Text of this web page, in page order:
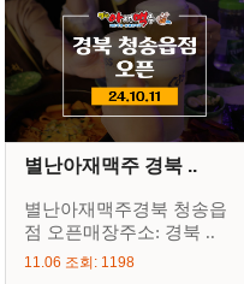
별난아재맥주 경북 ..
별난아재맥주경북 청송읍
점 오픈매장주소: 경북 ..
11.06 조회: 1198